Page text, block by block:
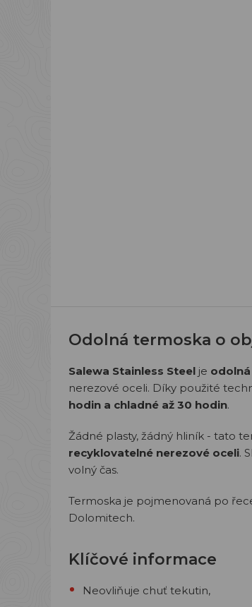
Odolná termoska o
Salewa Stainless Steel je
nerezové oceli. Díky použité
hodin a chladné až 30 hodin.
Žádné plasty, žádný hliník - tato
recyklovatelné nerezové oceli.
volný čas.
Termoska je pojmenovaná po
Dolomitech.
Klíčové informace
Neovliňuje chuť tekutin,